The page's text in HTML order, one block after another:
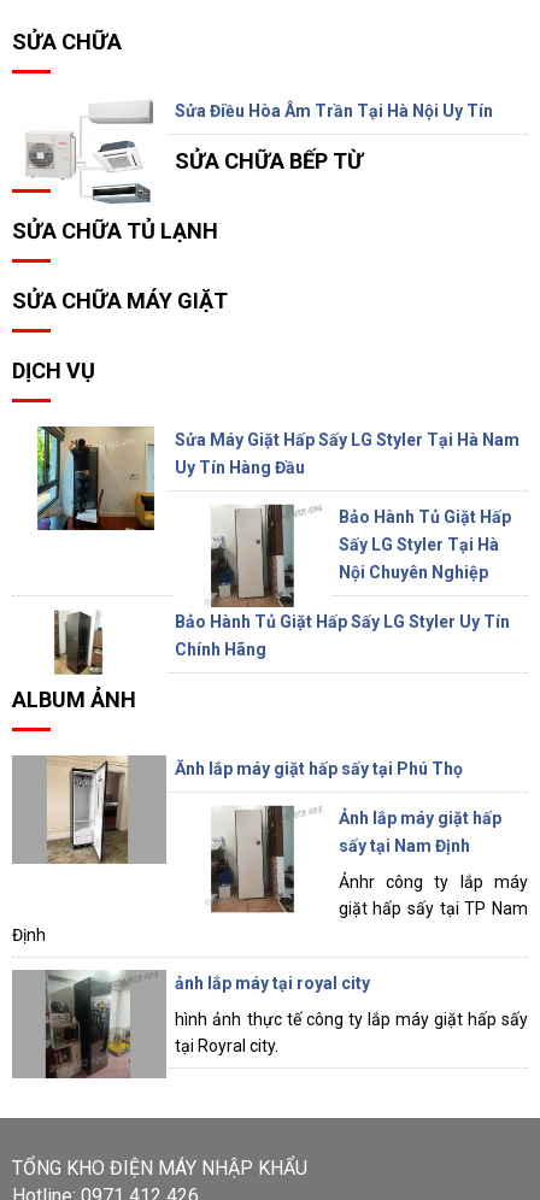
SỬA CHỮA
Sửa Điều Hòa Âm Trần Tại Hà Nội Uy Tín
SỬA CHỮA BẾP TỪ
SỬA CHỮA TỦ LẠNH
SỬA CHỮA MÁY GIẶT
DỊCH VỤ
Sửa Máy Giặt Hấp Sấy LG Styler Tại Hà Nam
Uy Tín Hàng Đầu
Bảo Hành Tủ Giặt Hấp
Sấy LG Styler Tại Hà
Nội Chuyên Nghiệp
Bảo Hành Tủ Giặt Hấp Sấy LG Styler Uy Tín
Chính Hãng
ALBUM ẢNH
Ănh lắp máy giặt hấp sấy tại Phú Thọ
Ảnh lắp máy giặt hấp
sấy tại Nam Định
Ảnhr công ty lắp máy
giặt hấp sấy tại TP Nam
Định
ảnh lắp máy tại royal city
hình ảnh thực tế công ty lắp máy giặt hấp sấy
tại Royral city.
TỔNG KHO ĐIỆN MÁY NHẬP KHẨU